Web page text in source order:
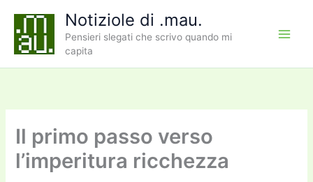
contenuto
Notiziole di .mau.
Pensieri slegati che scrivo quando mi
capita
Il primo passo verso
l’imperitura ricchezza